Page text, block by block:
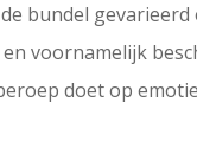
bundel gevarieerd
voornamelijk
doet op